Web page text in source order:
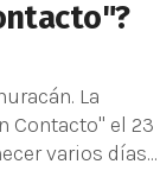
La
Contacto" el 23
varios días...